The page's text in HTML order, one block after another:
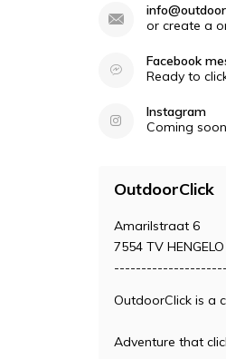
or create a
Facebook
Ready to
Instagram
Coming
OutdoorClick
Amarilstraat 6
7554 TV HENGELO
---------------------
OutdoorClick is a
Adventure that